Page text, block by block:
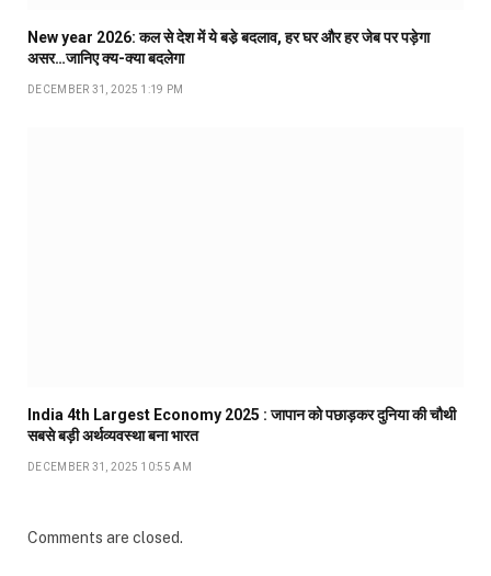
New year 2026: कल से देश में ये बडे़ बदलाव, हर घर और हर जेब पर पड़ेगा
असर…जानिए क्य-क्या बदलेगा
DECEMBER 31, 2025 1:19 PM
India 4th Largest Economy 2025 : जापान को पछाड़कर दुनिया की चौथी
सबसे बड़ी अर्थव्यवस्था बना भारत
DECEMBER 31, 2025 10:55 AM
Comments are closed.